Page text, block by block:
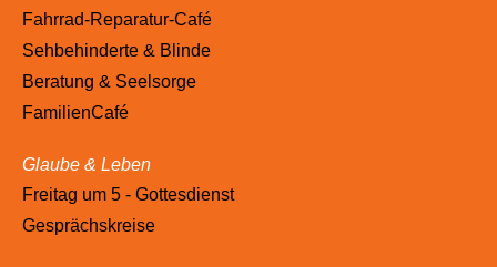
Fahrrad-Reparatur-Café
Sehbehinderte & Blinde
Beratung & Seelsorge
FamilienCafé
Glaube & Leben
Freitag um 5 - Gottesdienst
Gesprächskreise